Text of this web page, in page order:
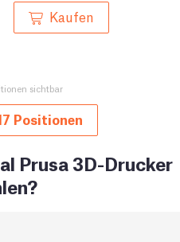
Kaufen
sichtbar
Positionen
Prusa 3D-Drucker